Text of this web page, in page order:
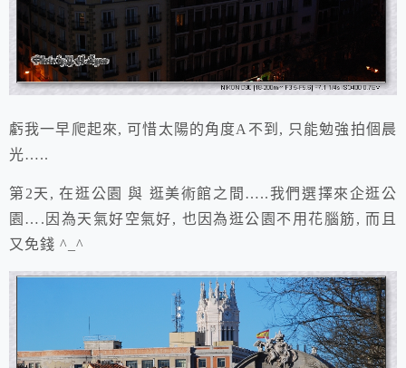
虧我一早爬起來, 可惜太陽的角度A不到, 只能勉強拍個晨
光…..
第2天, 在逛公園 與 逛美術館之間…..我們選擇來企逛公
園….因為天氣好空氣好, 也因為逛公園不用花腦筋, 而且
又免錢 ^_^